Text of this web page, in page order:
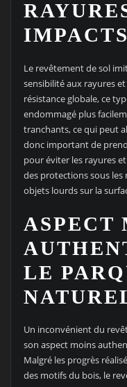
IMPACTS
Le revêtement de sol
sensibilité aux rayures
résistance globale, ce
endommagé plus
tranchants, ce qui peut
donc important de
pour éviter les rayures
des protections sous
objets lourds sur la
ASPECT
LE
Un inconvénient du
son aspect moins
Malgré les progrès
des motifs du bois, le